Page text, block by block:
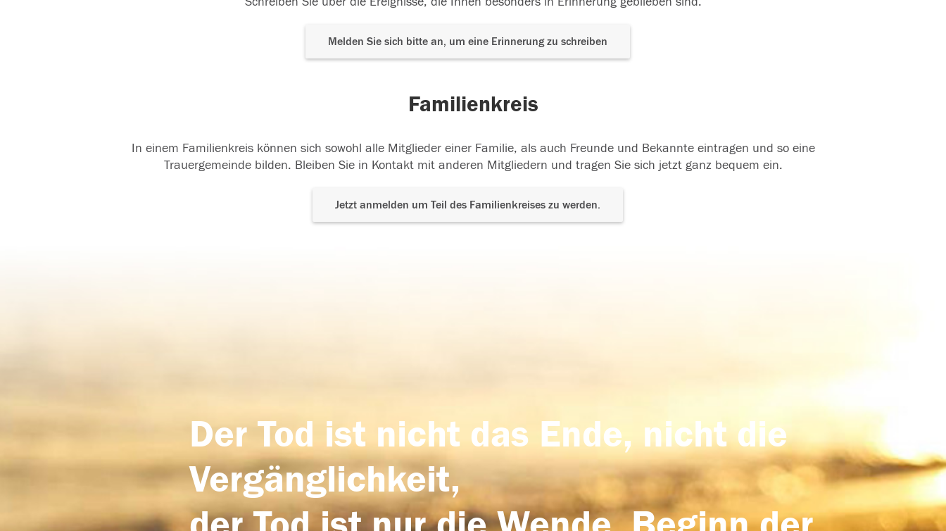
Melden Sie sich bitte an, um eine Erinnerung zu schreiben
Familienkreis
In einem Familienkreis können sich sowohl alle Mitglieder einer Familie, als auch Freunde und Bekannte eintragen und so eine
Trauergemeinde bilden. Bleiben Sie in Kontakt mit anderen Mitgliedern und tragen Sie sich jetzt ganz bequem ein.
Jetzt anmelden um Teil des Familienkreises zu werden.
Der Tod ist nicht das Ende, nicht die
Vergänglichkeit,